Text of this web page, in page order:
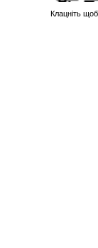
Клацніть